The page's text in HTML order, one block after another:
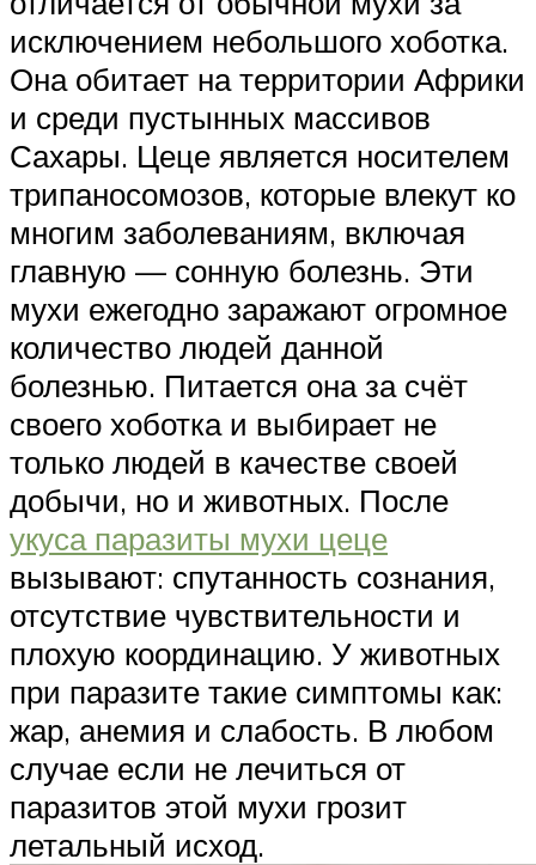
исключением небольшого хоботка.
Она обитает на территории Африки
и среди пустынных массивов
Сахары. Цеце является носителем
трипаносомозов, которые влекут ко
многим заболеваниям, включая
главную — сонную болезнь. Эти
мухи ежегодно заражают огромное
количество людей данной
болезнью. Питается она за счёт
своего хоботка и выбирает не
только людей в качестве своей
добычи, но и животных. После
укуса паразиты мухи цеце
вызывают: спутанность сознания,
отсутствие чувствительности и
плохую координацию. У животных
при паразите такие симптомы как:
жар, анемия и слабость. В любом
случае если не лечиться от
паразитов этой мухи грозит
летальный исход.